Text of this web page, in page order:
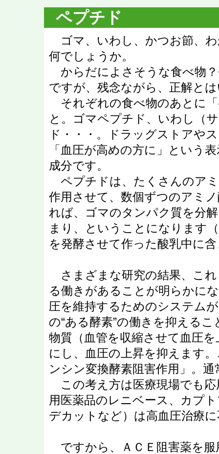
ペプチド
ゴマ、いわし、かつお節、
何でしょうか。
からだによさそうな食べ物
ですが、残念ながら、正解と
それぞれの食べ物のあとに
と。ゴマペプチド、いわし（
ド・・・。ドラッグストアや
「血圧が高めの方に」という
成分です。
ペプチドは、たくさんのア
作用させて、数個ずつのアミ
れば、ゴマのタンパク質を分
まり、ということになります
を発酵させて作った酸乳中に
さまざまな研究の結果、こ
る働きがあることが明らかに
圧を維持するためのシステム
の“ある酵素”の働きを抑える
物質（血管を収縮させて血圧
にし、血圧の上昇を抑えます
ンシン変換酵素阻害作用」。
この考え方は医療現場でも応
用医薬品のレニベース、カプ
デカットなど）は高血圧治療
ですから、ＡＣＥ阻害薬を